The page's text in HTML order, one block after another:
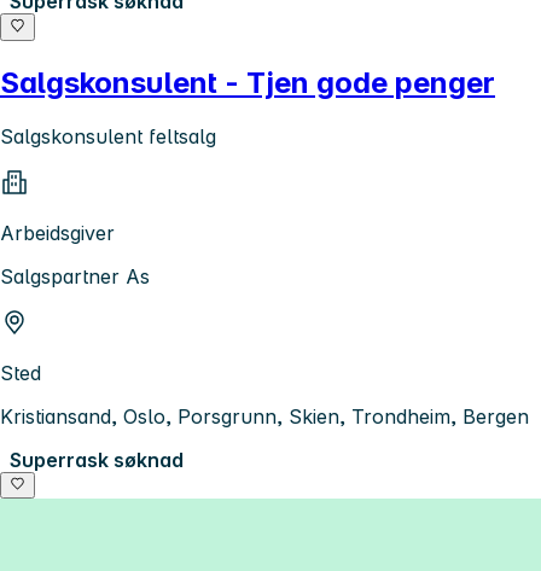
Salgskonsulent - Tjen gode penger
Salgskonsulent feltsalg
Arbeidsgiver
Salgspartner As
Sted
Kristiansand, Oslo, Porsgrunn, Skien, Trondheim, Bergen
Superrask søknad